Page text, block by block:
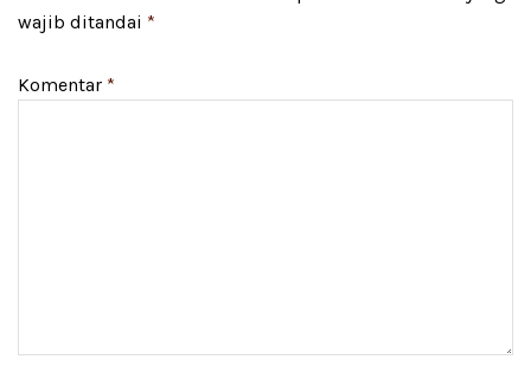
wajib ditandai *
Komentar *